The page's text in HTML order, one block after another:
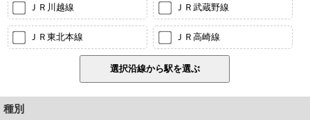
ＪＲ川越線 ＪＲ武蔵野線
ＪＲ東北本線 ＪＲ高崎線
種別